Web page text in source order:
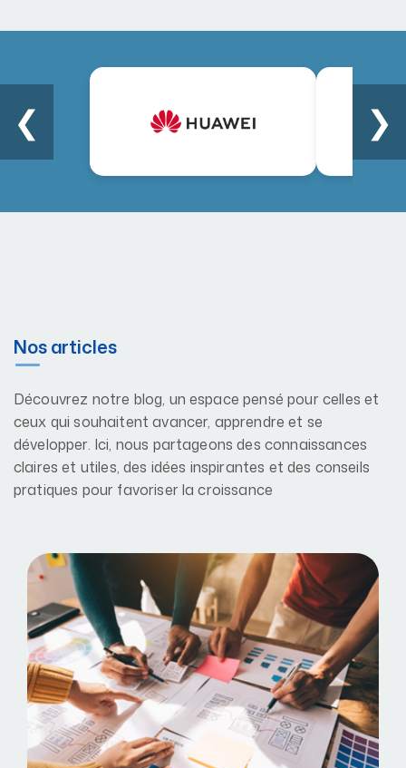
❮ ❯
Nos articles
Découvrez notre blog, un espace pensé pour celles et
ceux qui souhaitent avancer, apprendre et se
développer. Ici, nous partageons des connaissances
claires et utiles, des idées inspirantes et des conseils
pratiques pour favoriser la croissance